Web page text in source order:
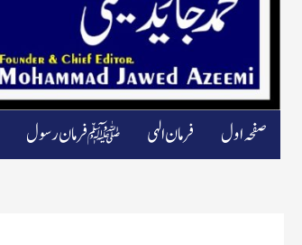
ﷺ فرمان رسول فرمان الہی صفحہ اول